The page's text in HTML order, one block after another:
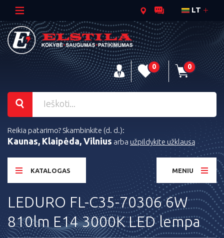
LT
0 0
Reikia patarimo? Skambinkite (d. d.):
Kaunas, Klaipėda, Vilnius arba užpildykite užklausą
KATALOGAS MENIU
LEDURO FL-C35-70306 6W
810lm E14 3000K LED lempa